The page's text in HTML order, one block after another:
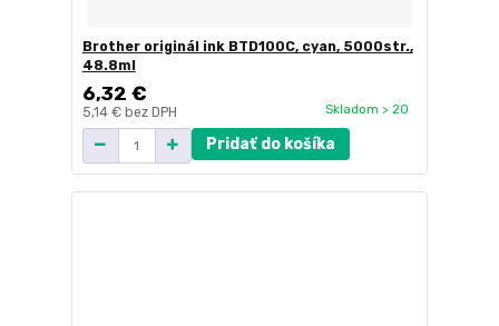
Brother originál ink BTD100C, cyan, 5000str.,
48.8ml
6,32 €
5,14 € bez DPH Skladom > 20
Pridať do košíka